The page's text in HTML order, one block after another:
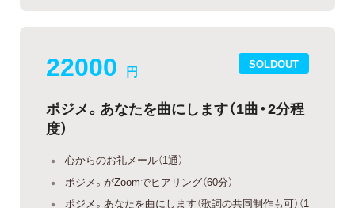
SOLDOUT
22000 円
ポジメ。あなたを曲にします（1曲・2分程
度）
心からのお礼メール（1通）
ポジメ。がZoomでヒアリング（60分）
ポジメ。あなたを曲にします（歌詞の共同制作も可）（1